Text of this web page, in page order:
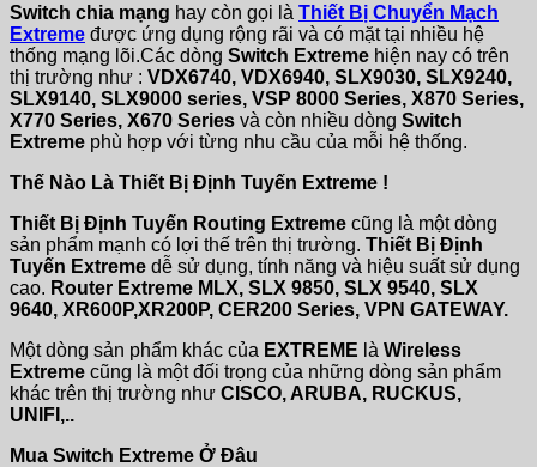
Switch chia mạng hay còn gọi là Thiết Bị Chuyển Mạch
Extreme được ứng dụng rộng rãi và có mặt tại nhiều hệ
thống mạng lõi.Các dòng Switch Extreme hiện nay có trên
thị trường như : VDX6740, VDX6940, SLX9030, SLX9240,
SLX9140, SLX9000 series, VSP 8000 Series, X870 Series,
X770 Series, X670 Series và còn nhiều dòng Switch
Extreme phù hợp với từng nhu cầu của mỗi hệ thống.
Thế Nào Là Thiết Bị Định Tuyến Extreme !
Thiết Bị Định Tuyến Routing Extreme cũng là một dòng
sản phẩm mạnh có lợi thế trên thị trường. Thiết Bị Định
Tuyến Extreme dễ sử dụng, tính năng và hiệu suất sử dụng
cao. Router Extreme MLX, SLX 9850, SLX 9540, SLX
9640, XR600P,XR200P, CER200 Series, VPN GATEWAY.
Một dòng sản phẩm khác của EXTREME là Wireless
Extreme cũng là một đối trọng của những dòng sản phẩm
khác trên thị trường như CISCO, ARUBA, RUCKUS,
UNIFI,..
Mua Switch Extreme Ở Đâu